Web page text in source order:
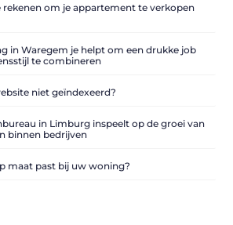
rekenen om je appartement te verkopen
in Waregem je helpt om een drukke job
te combineren
niet geïndexeerd?
in Limburg inspeelt op de groei van
binnen bedrijven
maat past bij uw woning?